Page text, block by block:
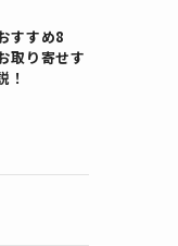
すすめ8
取り寄せす
！